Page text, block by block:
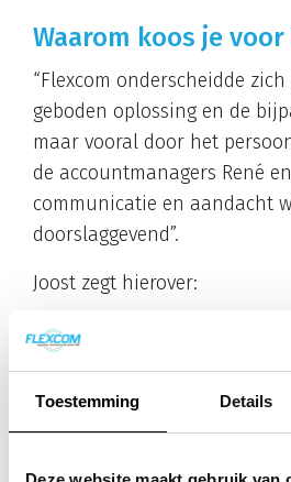
Toestemming Details
Waarom koos je voor
“Flexcom onderscheidde
geboden oplossing en de
maar vooral door het
de accountmanagers René
communicatie en aandacht
doorslaggevend”.
Joost zegt hierover:
“De geboden oplossing
door mee te denken met